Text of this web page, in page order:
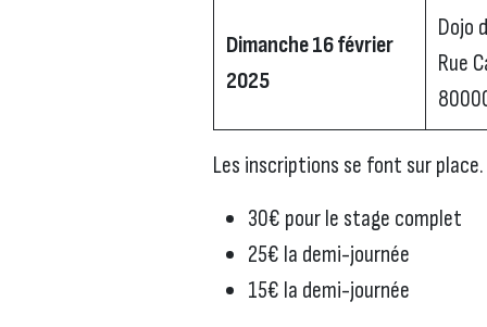
Dimanche 16 février
2025
Dojo
Rue
Les inscriptions se font sur
30€ pour le stage complet
25€ la demi-journée
15€ la demi-journée